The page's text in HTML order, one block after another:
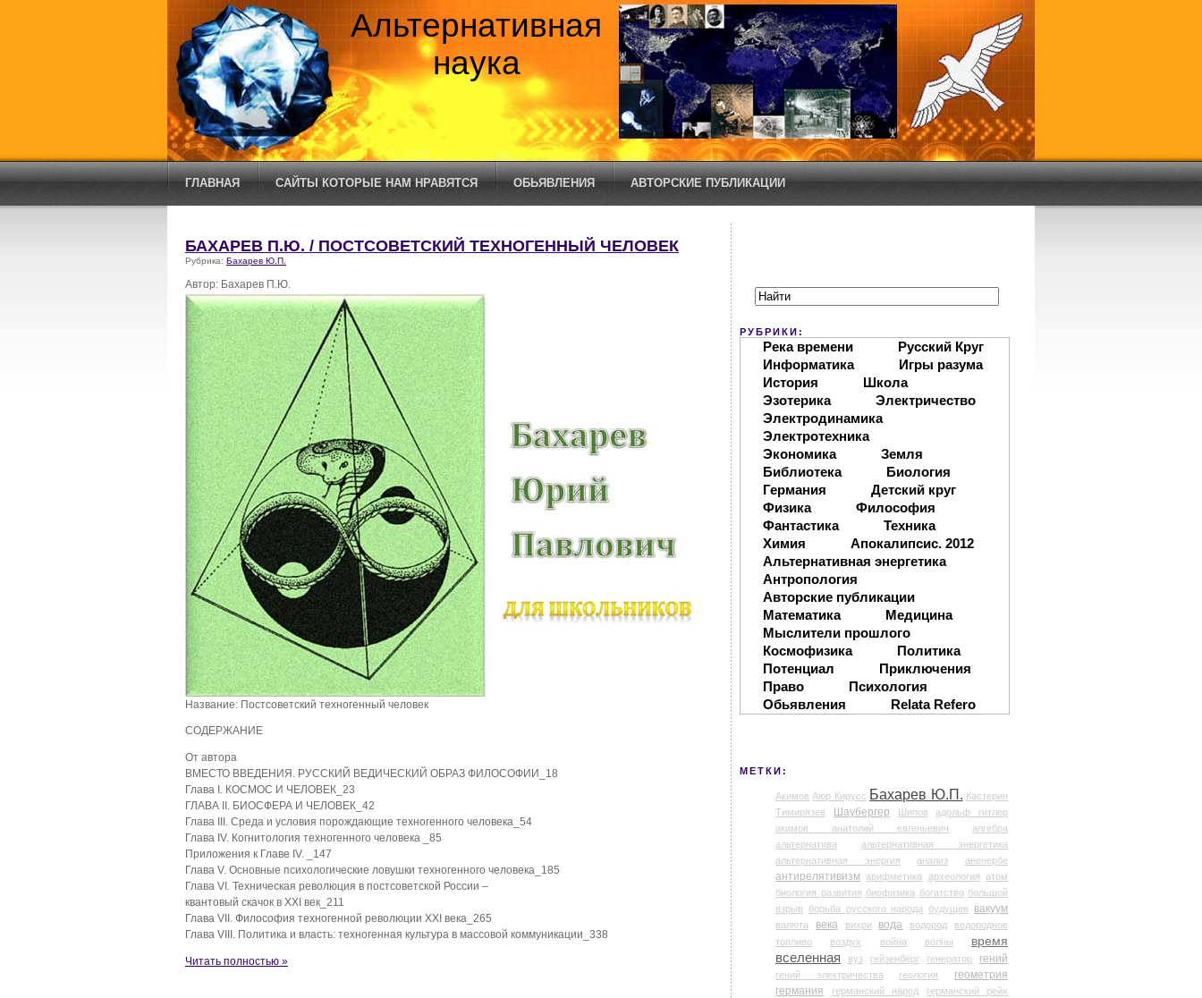
Альтернативная
наука
ГЛАВНАЯ САЙТЫ КОТОРЫЕ НАМ НРАВЯТСЯ ОБЬЯВЛЕНИЯ АВТОРСКИЕ ПУБЛИКАЦИИ
БАХАРЕВ П.Ю. / ПОСТСОВЕТСКИЙ ТЕХНОГЕННЫЙ ЧЕЛОВЕК
Рубрика: Бахарев Ю.П.
Автор: Бахарев П.Ю.
Название: Постсоветский техногенный человек
СОДЕРЖАНИЕ
От автора
ВМЕСТО ВВЕДЕНИЯ. РУССКИЙ ВЕДИЧЕСКИЙ ОБРАЗ ФИЛОСОФИИ_18
Глава I. КОСМОС И ЧЕЛОВЕК_23
ГЛАВА II. БИОСФЕРА И ЧЕЛОВЕК_42
Глава III. Среда и условия порождающие техногенного человека_54
Глава IV. Когнитология техногенного человека _85
Приложения к Главе IV. _147
Глава V. Основные психологические ловушки техногенного человека_185
Глава VI. Техническая революция в постсоветской России –
квантовый скачок в XXI век_211
Глава VII. Философия техногенной революции XXI века_265
Глава VIII. Политика и власть: техногенная культура в массовой коммуникации_338
Читать полностью »
РУБРИКИ:
Река времени
Русский Круг
Информатика
Игры разума
История
Школа
Эзотерика
Электричество
Электродинамика
Электротехника
Экономика
Земля
Библиотека
Биология
Германия
Детский круг
Физика
Философия
Фантастика
Техника
Химия
Апокалипсис. 2012
Альтернативная энергетика
Антропология
Авторские публикации
Математика
Медицина
Мыслители прошлого
Космофизика
Политика
Потенциал
Приключения
Право
Психология
Обьявления
Relata Refero
МЕТКИ:
Акимов Аюр Кирусс Бахарев Ю.П. Кастерин
Тимирязев
Шаубергер Шипов
адольф гитлер
акимов анатолий евгеньевич
алгебра
альтернатива
альтернативная энергетика
альтернативная энергия
анализ аненербе
антирелятивизм арифметика археология атом
биология развития биофизика богатство большой
взрыв
борьба русского народа будущее вакуум
валюта века вихри вода водород
водородное
топливо
воздух война волны
время
вселенная
вуз гейзенберг генератор гений
гений электричества геология
геометрия
германия
германский народ
германский рейх